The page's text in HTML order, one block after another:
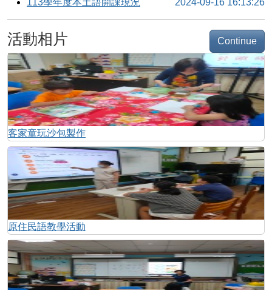
113學年度本土語開課現況
2024-09-16 16:13:26
活動相片 Continue
客家童玩沙包製作
原住民語教學活動